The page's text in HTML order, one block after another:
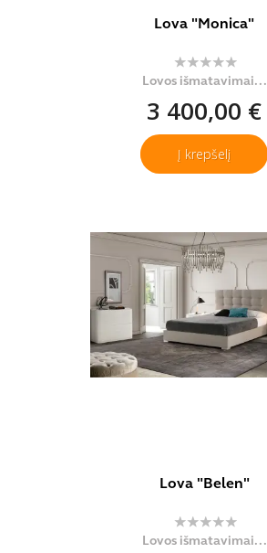
Lova "Monica"
Lovos išmatavimai...
3 400,00 €
Į krepšelį
Lova "Belen"
Lovos išmatavimai...